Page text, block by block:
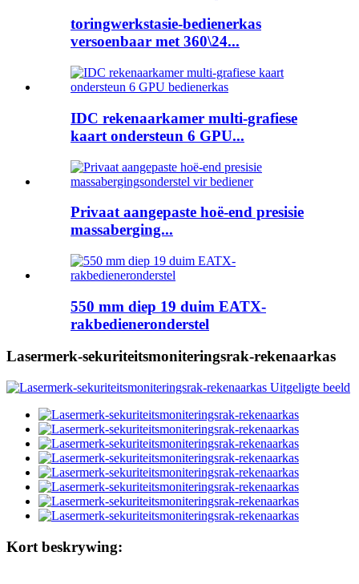
toringwerkstasie-bedienerkas
versoenbaar met 360\24...
IDC rekenaarkamer multi-grafiese
kaart ondersteun 6 GPU...
Privaat aangepaste hoë-end presisie
massaberging...
550 mm diep 19 duim EATX-
rakbedieneronderstel
Lasermerk-sekuriteitsmoniteringsrak-rekenaarkas
Kort beskrywing: